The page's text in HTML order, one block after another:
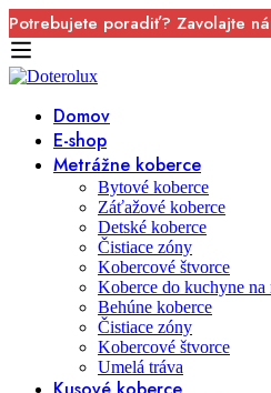
Potrebujete poradiť? Zavolajte
Domov
E-shop
Metrážne koberce
Bytové koberce
Záťažové koberce
Detské koberce
Čistiace zóny
Kobercové štvorce
Koberce do kuchyne na
Behúne koberce
Čistiace zóny
Kobercové štvorce
Umelá tráva